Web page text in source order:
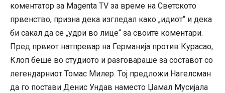
коментатор за Magenta TV за време на Светското
првенство, призна дека изгледал како „идиот“ и дека
би сакал да се „удри во лице“ за своите коментари.
Пред првиот натпревар на Германија против Курасао,
Клоп беше во студиото и разговараше за составот со
легендарниот Томас Милер. Тој предложи Нагелсман
да го постави Денис Ундав наместо Џамал ​​Мусијала